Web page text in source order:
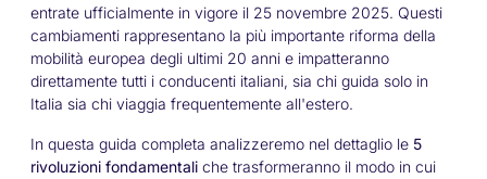
entrate ufficialmente in vigore il 25 novembre 2025. Questi
cambiamenti rappresentano la più importante riforma della
mobilità europea degli ultimi 20 anni e impatteranno
direttamente tutti i conducenti italiani, sia chi guida solo in
Italia sia chi viaggia frequentemente all'estero.
In questa guida completa analizzeremo nel dettaglio le 5
rivoluzioni fondamentali che trasformeranno il modo in cui